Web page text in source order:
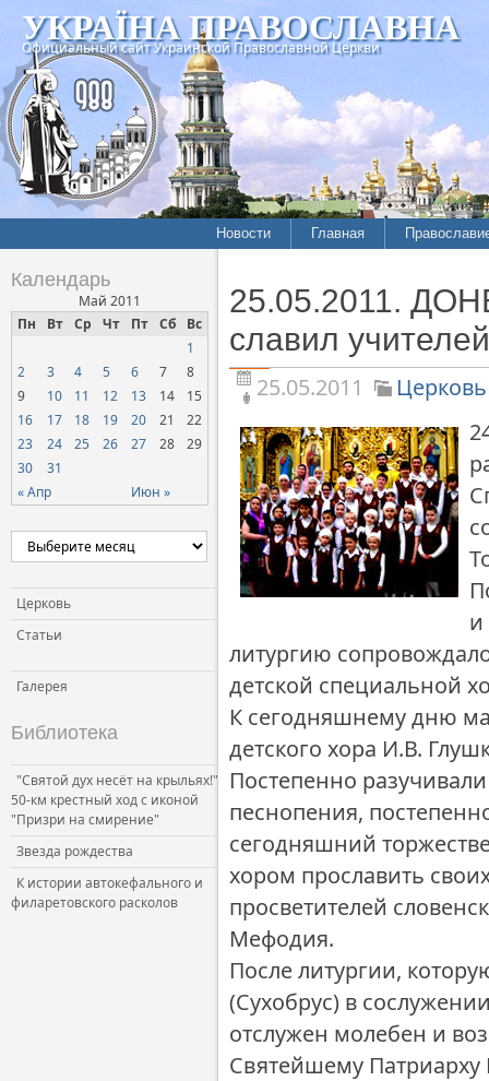
УКРАЇНА ПРАВОСЛАВНА
Официальный сайт Украинской Православной Церкви
Новости
Межконфессиональные
отношения
Нарушения прав
верующих
Официальная хроника
Расколы, ереси, секты
СОЦИАЛЬНОЕ
СЛУЖЕНИЕ
Церковь и власть
Церковь и общество
Церковь и СМИ
Главная
История
Календарь
Май 2011
Пн
Вт Ср Чт Пт Сб Вс
« Апр Июн »
1
2
3 4 5 6 7
8
9
10 11 12 13 14
15
16
17 18 19 20 21
22
23
24 25 26 27 28
29
30
31
Церковь
Статьи
Галерея
Библиотека
"Святой дух несёт на крыльях!"
50-км крестный ход с иконой
"Призри на смирение"
Звезда рождества
К истории автокефального и
филаретовского расколов
25.05.2011.
славил
25.05.2011
и
литургию
детской специальной
К сегодняшнему дню
детского хора И.В.
Постепенно
песнопения,
сегодняшний
хором прославить
просветителей
Мефодия.
После литургии,
(Сухобрус) в
отслужен молебен и
Святейшему Патриарху